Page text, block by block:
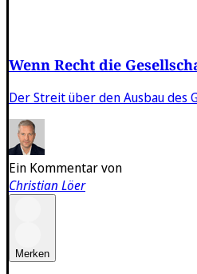
Wenn Recht die
Der Streit über den Ausbau
Ein Kommentar von
Christian Löer
Merken